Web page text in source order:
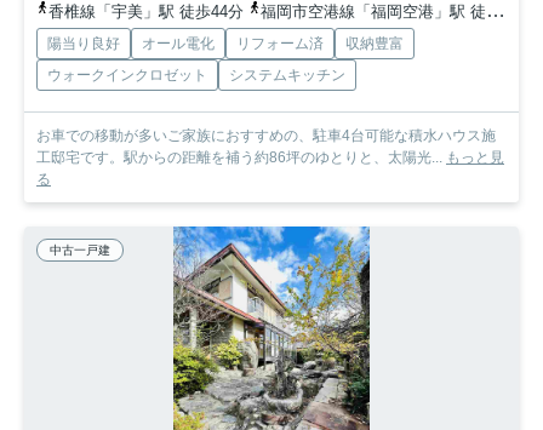
香椎線「宇美」駅 徒歩44分
福岡市空港線「福岡空港」駅 徒歩76分
陽当り良好 オール電化 リフォーム済
収納豊富
ウォークインクロゼット
システムキッチン
お車での移動が多いご家族におすすめの、駐車4台可能な積水ハウス施
工邸宅です。駅からの距離を補う約86坪のゆとりと、太陽光... もっと見
る
中古一戸建